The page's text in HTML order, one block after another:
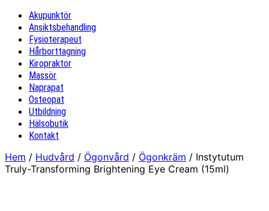
Akupunktör
Ansiktsbehandling
Fysioterapeut
Hårborttagning
Kiropraktor
Massör
Naprapat
Osteopat
Utbildning
Hälsobutik
Kontakt
Hem / Hudvård / Ögonvård / Ögonkräm / Instytutum
Truly-Transforming Brightening Eye Cream (15ml)